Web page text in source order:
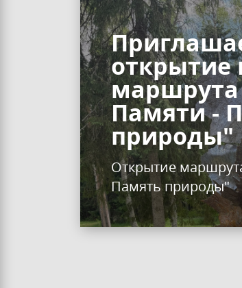
открытие
Памяти -
природы"
Открытие
Память природы"